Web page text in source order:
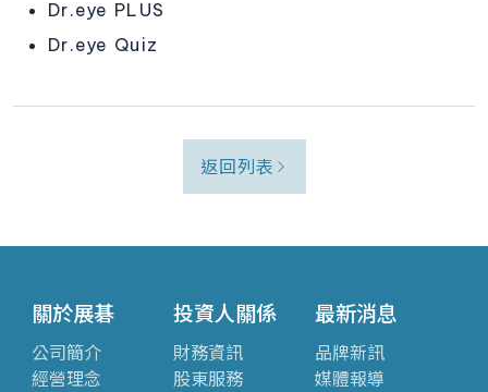
Dr.eye PLUS
Dr.eye Quiz
返回列表
關於展碁
公司簡介
經營理念
投資人關係
財務資訊
股東服務
最新消息
品牌新訊
媒體報導